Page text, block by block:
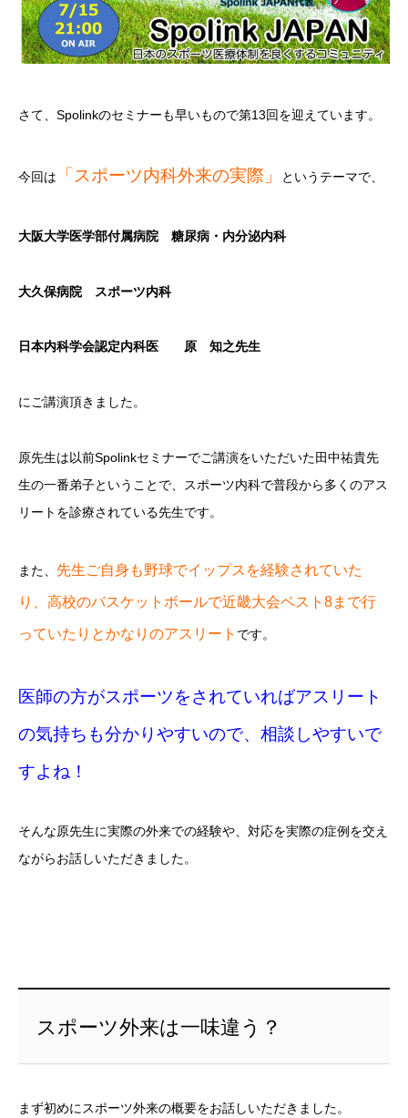
さて、Spolinkのセミナーも早いもので第13回を迎えています。
今回は 「スポーツ内科外来の実際」 というテーマで、
大阪大学医学部付属病院 糖尿病・内分泌内科
大久保病院 スポーツ内科
日本内科学会認定内科医 原 知之先生
にご講演頂きました。
原先生は以前Spolinkセミナーでご講演をいただいた田中祐貴先
生の一番弟子ということで、スポーツ内科で普段から多くのアス
リートを診療されている先生です。
また、 先生ご自身も野球でイップスを経験されていた
り、高校のバスケットボールで近畿大会ベスト8まで行
っていたりとかなりのアスリート です。
医師の方がスポーツをされていればアスリート
の気持ちも分かりやすいので、相談しやすいで
すよね！
そんな原先生に実際の外来での経験や、対応を実際の症例を交え
ながらお話しいただきました。
スポーツ外来は一味違う？
まず初めにスポーツ外来の概要をお話しいただきました。